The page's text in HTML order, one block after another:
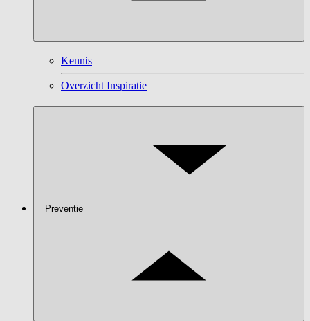
Kennis
Overzicht Inspiratie
Preventie